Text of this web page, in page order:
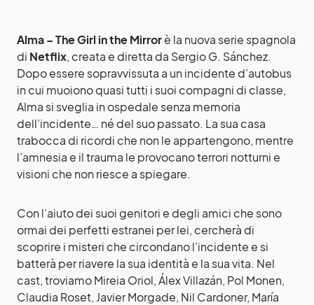
Alma – The Girl in the Mirrorè la nuova serie spagnola
di Netflix, creata e diretta da Sergio G. Sánchez.
Dopo essere sopravvissuta a un incidente d’autobus
in cui muoiono quasi tutti i suoi compagni di classe,
Alma si sveglia in ospedale senza memoria
dell’incidente… né del suo passato. La sua casa
trabocca di ricordi che non le appartengono, mentre
l’amnesia e il trauma le provocano terrori notturni e
visioni che non riesce a spiegare.
Con l’aiuto dei suoi genitori e degli amici che sono
ormai dei perfetti estranei per lei, cercherà di
scoprire i misteri che circondano l’incidente e si
batterà per riavere la sua identità e la sua vita. Nel
cast, troviamo Mireia Oriol, Álex Villazán, Pol Monen,
Claudia Roset, Javier Morgade, Nil Cardoner, María